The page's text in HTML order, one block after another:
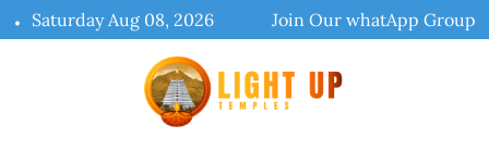
to
Saturday Aug 08, 2026 Join Our whatApp Group